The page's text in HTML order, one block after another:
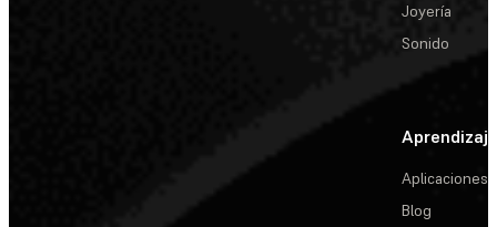
Joyería
Sonido
Aprendizaje
Aplicaciones
Blog